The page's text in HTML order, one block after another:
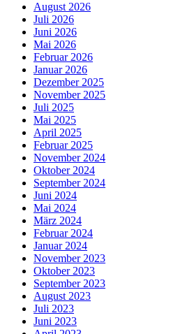
August 2026
Juli 2026
Juni 2026
Mai 2026
Februar 2026
Januar 2026
Dezember 2025
November 2025
Juli 2025
Mai 2025
April 2025
Februar 2025
November 2024
Oktober 2024
September 2024
Juni 2024
Mai 2024
März 2024
Februar 2024
Januar 2024
November 2023
Oktober 2023
September 2023
August 2023
Juli 2023
Juni 2023